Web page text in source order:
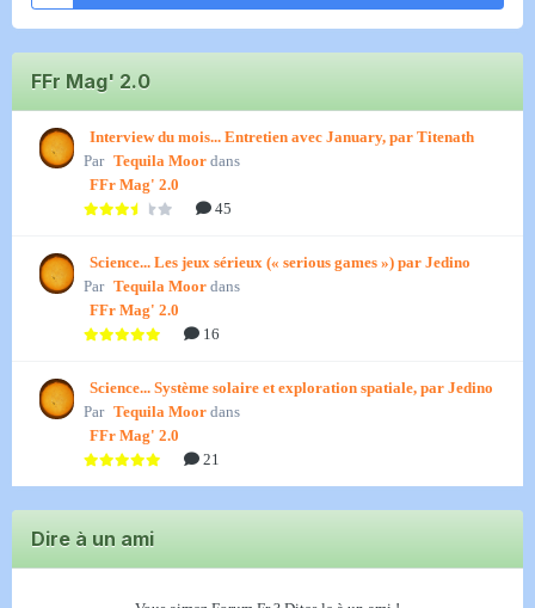
FFr Mag' 2.0
Interview du mois... Entretien avec January, par Titenath
Par Tequila Moor dans
FFr Mag' 2.0
45
Science... Les jeux sérieux (« serious games ») par Jedino
Par Tequila Moor dans
FFr Mag' 2.0
16
Science... Système solaire et exploration spatiale, par Jedino
Par Tequila Moor dans
FFr Mag' 2.0
21
Dire à un ami